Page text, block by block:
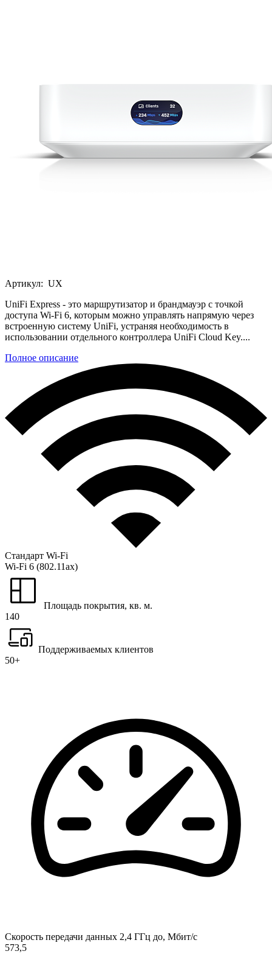
Артикул: UX
UniFi Express - это маршрутизатор и брандмауэр с точкой
доступа Wi-Fi 6, которым можно управлять напрямую через
встроенную систему UniFi, устраняя необходимость в
использовании отдельного контроллера UniFi Cloud Key....
Полное описание
Стандарт Wi-Fi
Wi-Fi 6 (802.11ax)
Площадь покрытия, кв. м.
140
Поддерживаемых клиентов
50+
Скорость передачи данных 2,4 ГГц до, Мбит/с
573,5